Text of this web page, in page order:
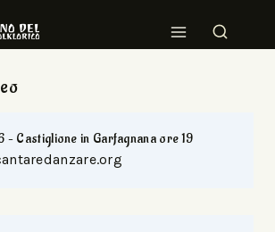
– Castiglione in Garfagnana ore 19